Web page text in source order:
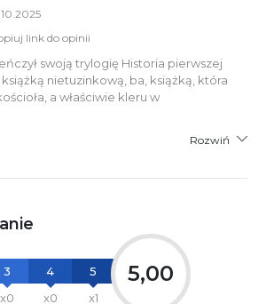
link do opinii
swoją trylogię Historia pierwszej
nietuzinkową, ba, książką, która
a właściwie kleru w
Rozwiń
3
x0
4
x0
5
x1
5,00